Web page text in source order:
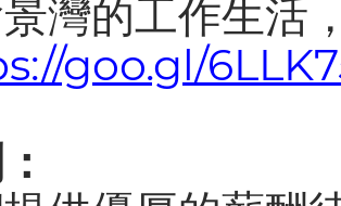
灣的工作生活
goo.gl/